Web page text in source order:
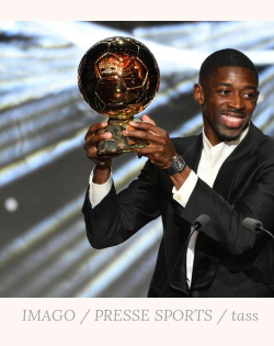
IMAGO / PRESSE SPORTS / tass